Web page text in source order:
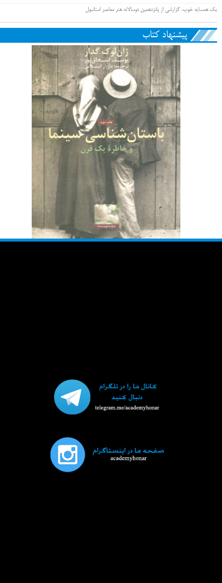
یک همسایه خوب، گزارشی از پانزدهمین دوسالانه هنر معاصر استانبول
پیشنهاد کتاب